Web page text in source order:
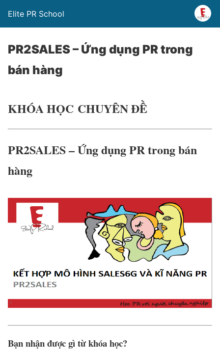
Elite PR School
PR2SALES – Ứng dụng PR trong
bán hàng
KHÓA HỌC CHUYÊN ĐỀ
PR2SALES – Ứng dụng PR trong bán
hàng
Bạn nhận được gì từ khóa học?